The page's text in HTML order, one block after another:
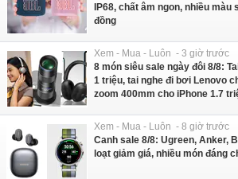
IP68, chất âm ngon, nhiều màu
đồng
Xem - Mua - Luôn - 3 giờ trước
8 món siêu sale ngày đôi 8/8:
1 triệu, tai nghe đi bơi Lenovo
zoom 400mm cho iPhone 1.7
Xem - Mua - Luôn - 8 giờ trước
Canh sale 8/8: Ugreen, Anker,
loạt giảm giá, nhiều món đáng